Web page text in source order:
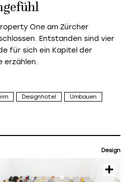
One am Zürcher
Entstanden sind vier
für sich ein Kapitel der
erzählen.
Designhotel Umbauen
Design